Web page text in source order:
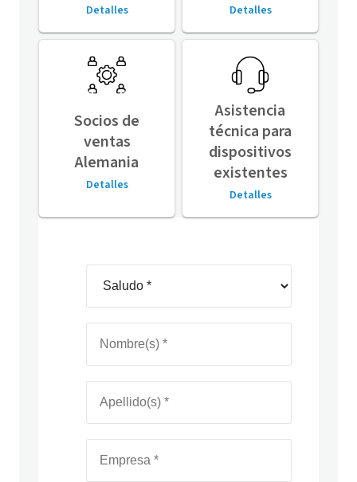
Detalles Detalles
Socios de
ventas
Alemania
Detalles
Asistencia
técnica para
dispositivos
existentes
Detalles